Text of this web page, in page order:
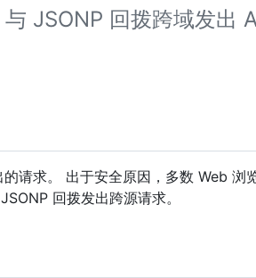
JSONP 回拨跨域发出
请求。 出于安全原因，多数 Web 浏
回拨发出跨源请求。